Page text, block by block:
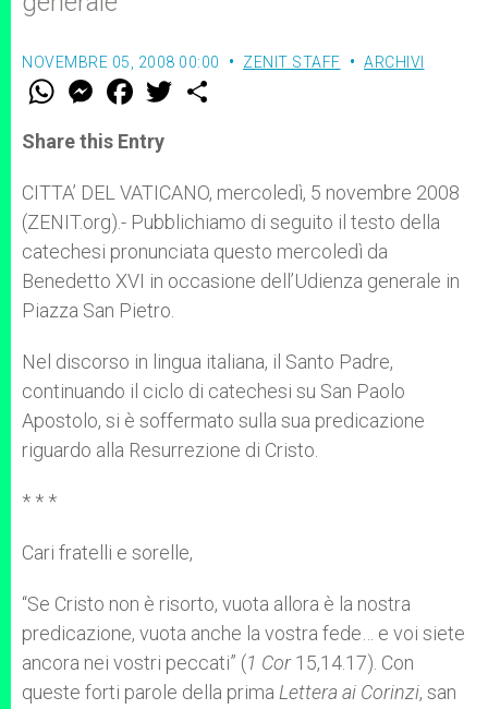
NOVEMBRE 05, 2008 00:00 ZENIT STAFF ARCHIVI
W
t
s
p
p
M
e
s
e
g
e
r
F
a
e
b
o
k
w
r
Share this Entry
CITTA’ DEL VATICANO, mercoledì, 5 novembre 2008
(ZENIT.org).- Pubblichiamo di seguito il testo della
catechesi pronunciata questo mercoledì da
Benedetto XVI in occasione dell’Udienza generale in
Piazza San Pietro.
Nel discorso in lingua italiana, il Santo Padre,
continuando il ciclo di catechesi su San Paolo
Apostolo, si è soffermato sulla sua predicazione
riguardo alla Resurrezione di Cristo.
* * *
Cari fratelli e sorelle,
“Se Cristo non è risorto, vuota allora è la nostra
predicazione, vuota anche la vostra fede… e voi siete
ancora nei vostri peccati” (1 Cor15,14.17). Con
queste forti parole della prima Lettera ai Corinzi, san